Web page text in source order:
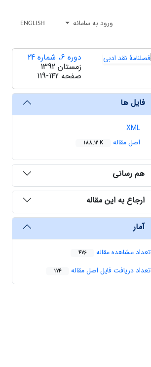
ورود به سامانه ENGLISH
دوره 6، شماره 24
زمستان 1392
صفحه 119-142
فایل ها
XML
اصل مقاله
188.12 K
هم رسانی
ارجاع به این مقاله
آمار
تعداد مشاهده مقاله 476
تعداد دریافت فایل اصل مقاله 174